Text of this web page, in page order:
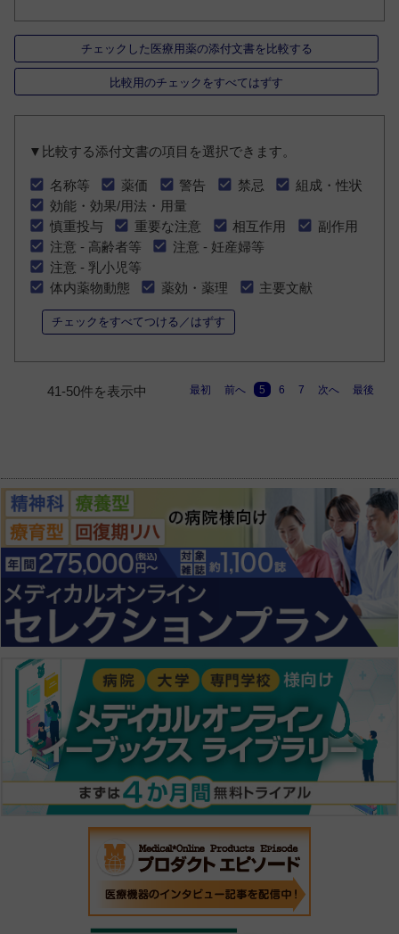
チェックした医療用薬の添付文書を比較する
比較用のチェックをすべてはずす
▼比較する添付文書の項目を選択できます。
名称等 薬価 警告 禁忌
組成・性状
効能・効果/用法・用量
慎重投与
重要な注意 相互作用
副作用
注意 - 高齢者等
注意 - 妊産婦等
注意 - 乳小児等
体内薬物動態
薬効・薬理 主要文献
チェックをすべてつける／はずす
41-50件を表示中 最初 前へ 5 6 7 次へ 最後